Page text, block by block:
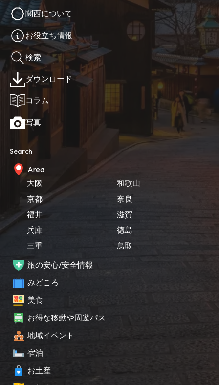
関西について
お役立ち情報
検索
ダウンロード
コラム
写真
Search
Area
大阪
京都
福井
兵庫
三重
和歌山
奈良
滋賀
徳島
鳥取
旅の安心/安全情報
みどころ
美食
お得な移動や周遊パス
地域イベント
宿泊
お土産